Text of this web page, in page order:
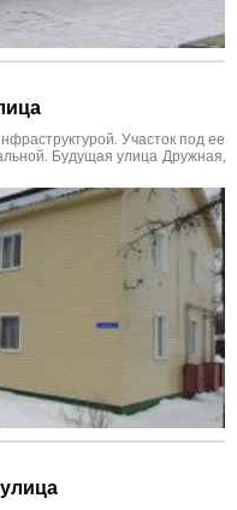
Участок под ее
Будущая улица Дружная,